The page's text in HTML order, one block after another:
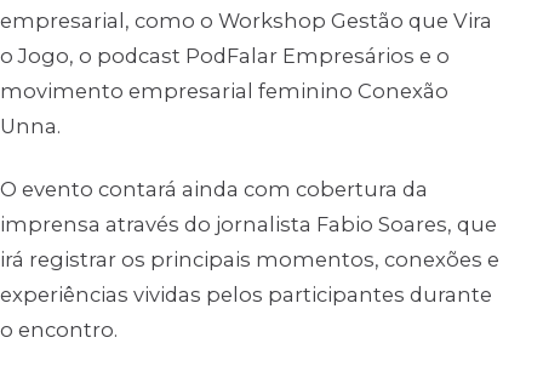
empresarial, como o Workshop Gestão que Vira
o Jogo, o podcast PodFalar Empresários e o
movimento empresarial feminino Conexão
Unna.
O evento contará ainda com cobertura da
imprensa através do jornalista Fabio Soares, que
irá registrar os principais momentos, conexões e
experiências vividas pelos participantes durante
o encontro.